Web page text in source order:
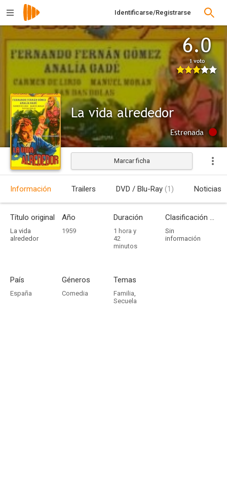
Identificarse/Registrarse
6.0
1 voto
La vida alrededor
Estrenada
Marcar ficha
Información Trailers DVD / Blu-Ray (1) Noticias
Título original
La vida
alrededor
Año
1959
Duración
1 hora y
42
minutos
Clasificación por edades
Sin
información
País
España
Géneros
Comedia
Temas
Familia,
Secuela